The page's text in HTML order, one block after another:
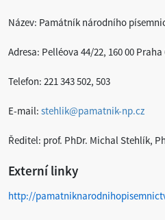
Název: Památník národního
Adresa: Pelléova 44/22, 160 00 Praha
Telefon: 221 343 502, 503
E-mail: stehlik@pamatnik-np.cz
Ředitel: prof. PhDr. Michal Stehlík,
Externí linky
http://